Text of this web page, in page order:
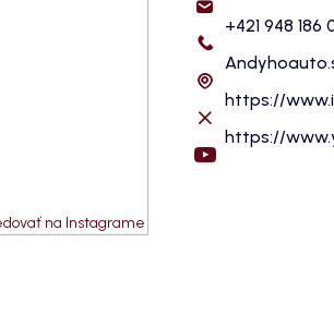
na Instagrame
+421 948 186
https://
https://